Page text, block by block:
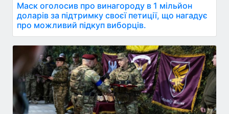
Маск оголосив про винагороду в 1 мільйон
доларів за підтримку своєї петиції, що нагадує
про можливий підкуп виборців.